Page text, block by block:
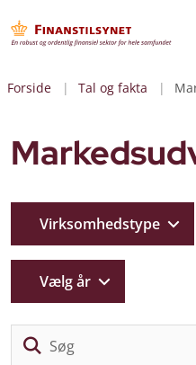
Forside Tal og fakta
Virksomhedstype
Vælg år